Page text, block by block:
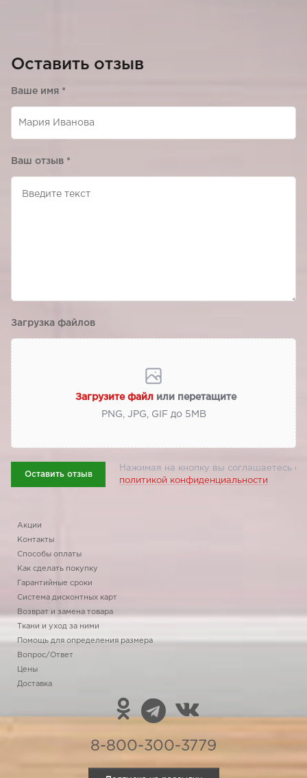
Оставить отзыв
Ваше имя *
Ваш отзыв *
Загрузка файлов
Загрузите файл или перетащите
PNG, JPG, GIF до 5МВ
Оставить отзыв
Нажимая на кнопку вы соглашаетесь с
политикой конфиденциальности
Акции
Контакты
Способы оплаты
Как сделать покупку
Гарантийные сроки
Система дисконтных карт
Возврат и замена товара
Ткани и уход за ними
Помощь для определения размера
Вопрос/Ответ
Цены
Доставка
8-800-300-3779